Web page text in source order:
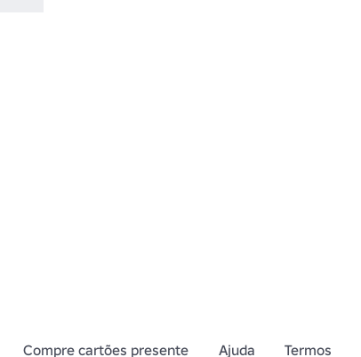
Compre cartões presente Ajuda Termos